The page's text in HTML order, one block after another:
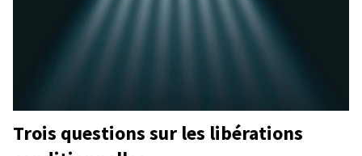
Trois questions sur les libérations